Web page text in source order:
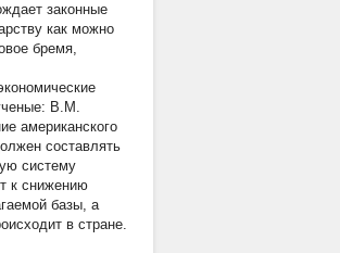
законные
как можно
бремя,
В.М.
американского
составлять
систему
к снижению
базы, а
в стране.